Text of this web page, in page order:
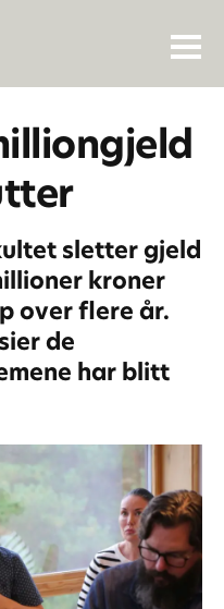
sletter gjeld
kroner
over flere år.
de
har blitt